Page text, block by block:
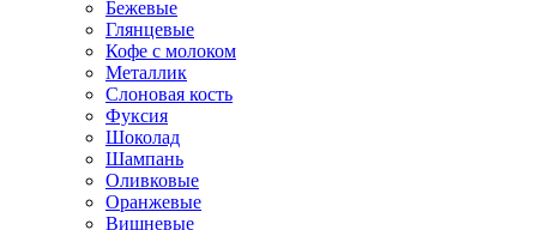
Бежевые
Глянцевые
Кофе с молоком
Металлик
Слоновая кость
Фуксия
Шоколад
Шампань
Оливковые
Оранжевые
Вишневые